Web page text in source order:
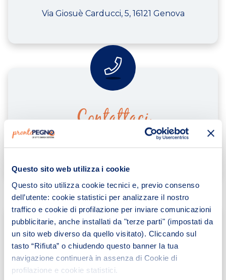
Questo sito web utilizza i cookie
Questo sito utilizza cookie tecnici e, previo consenso
dell’utente: cookie statistici per analizzare il nostro
traffico e cookie di profilazione per inviare comunicazioni
pubblicitarie, anche installati da "terze parti" (impostati da
un sito web diverso da quello visitato). Cliccando sul
tasto “Rifiuta” o chiudendo questo banner la tua
navigazione continuerà in assenza di Cookie di
profilazione e cookie statistici.
Via Giosuè Carducci, 5, 16121 Genova
Contattaci
Tel.010561481
I nostri orari